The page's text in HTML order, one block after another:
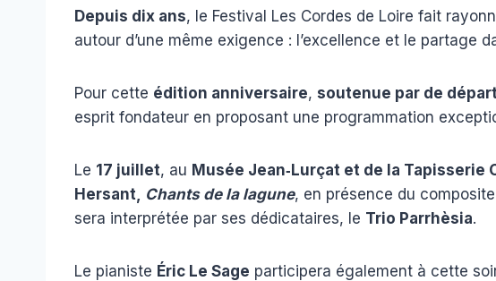
Depuis dix ans, le Festival Les Cordes de Loire fait
autour d’une même exigence : l’excellence et le partage
Pour cette édition anniversaire, soutenue par de
esprit fondateur en proposant une programmation
Le 17 juillet, au Musée Jean‑Lurçat et de la Tapisserie
Hersant, Chants de la lagune, en présence du
sera interprétée par ses dédicataires, le Trio Parrhèsia.
Le pianiste Éric Le Sage participera également à cette